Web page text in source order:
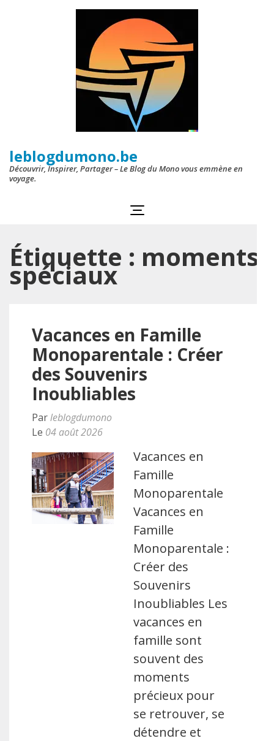
leblogdumono.be
Découvrir, Inspirer, Partager – Le Blog du Mono vous emmène en
voyage.
Étiquette : moments
spéciaux
Vacances en Famille
Monoparentale : Créer
des Souvenirs
Inoubliables
Parleblogdumono
Le 04 août 2026
Vacances en
Famille
Monoparentale
Vacances en
Famille
Monoparentale :
Créer des
Souvenirs
Inoubliables Les
vacances en
famille sont
souvent des
moments
précieux pour
se retrouver, se
détendre et